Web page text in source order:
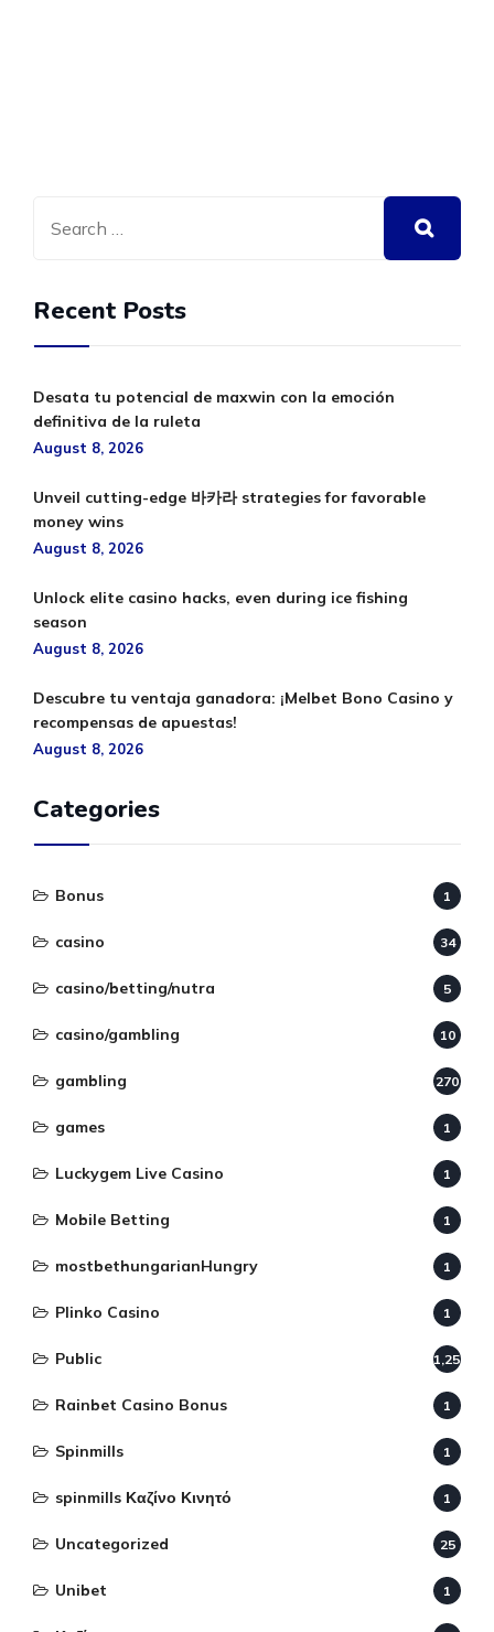
Recent Posts
Desata tu potencial de maxwin con la emoción
definitiva de la ruleta
August 8, 2026
Unveil cutting-edge 바카라 strategies for favorable
money wins
August 8, 2026
Unlock elite casino hacks, even during ice fishing
season
August 8, 2026
Descubre tu ventaja ganadora: ¡Melbet Bono Casino y
recompensas de apuestas!
August 8, 2026
Categories
Bonus 1
casino 34
casino/betting/nutra 5
casino/gambling 10
gambling 270
games 1
Luckygem Live Casino 1
Mobile Betting 1
mostbethungarianHungry 1
Plinko Casino 1
Public 1,255
Rainbet Casino Bonus 1
Spinmills 1
spinmills Καζίνο Κινητό 1
Uncategorized 25
Unibet 1